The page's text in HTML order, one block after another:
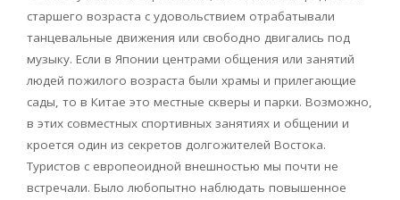
старшего возраста с удовольствием отрабатывали
танцевальные движения или свободно двигались под
музыку. Если в Японии центрами общения или занятий
людей пожилого возраста были храмы и прилегающие
сады, то в Китае это местные скверы и парки. Возможно,
в этих совместных спортивных занятиях и общении и
кроется один из секретов долгожителей Востока.
Туристов с европеоидной внешностью мы почти не
встречали. Было любопытно наблюдать повышенное